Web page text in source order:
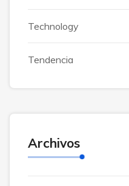
Technology
Tendencia
Archivos